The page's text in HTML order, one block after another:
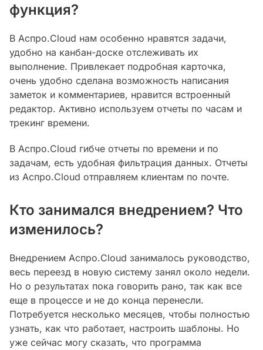
функция?
В Аспро.Cloud нам особенно нравятся задачи,
удобно на канбан-доске отслеживать их
выполнение. Привлекает подробная карточка,
очень удобно сделана возможность написания
заметок и комментариев, нравится встроенный
редактор. Активно используем отчеты по часам и
трекинг времени.
В Аспро.Cloud гибче отчеты по времени и по
задачам, есть удобная фильтрация данных. Отчеты
из Аспро.Cloud отправляем клиентам по почте.
Кто занимался внедрением? Что
изменилось?
Внедрением Аспро.Cloud занималось руководство,
весь переезд в новую систему занял около недели.
Но о результатах пока говорить рано, так как все
еще в процессе и не до конца перенесли.
Потребуется несколько месяцев, чтобы полностью
узнать, как что работает, настроить шаблоны. Но
уже сейчас могу сказать, что программа